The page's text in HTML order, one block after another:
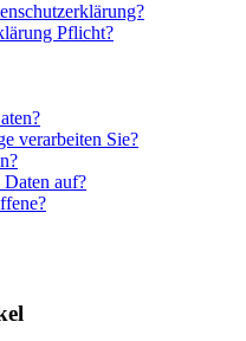
Pflicht?
verarbeiten Sie?
auf?